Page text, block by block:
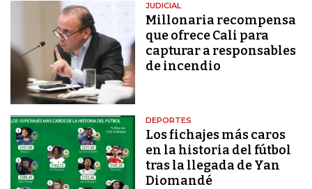
JUDICIAL
Millonaria recompensa
que ofrece Cali para
capturar a responsables
de incendio
DEPORTES
Los fichajes más caros
en la historia del fútbol
tras la llegada de Yan
Diomandé